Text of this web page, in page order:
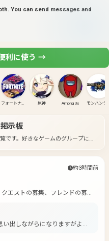
You can send messages and
利に使う →
フォートナイト 原神 Among Us
示板
です。 好きなゲームのグループに入
約3時間前
エストの募集、フレンドの募
んなタイミングでも投稿してく
出しながらになりますがよろ